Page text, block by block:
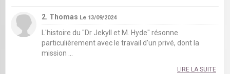
2. Thomas Le 13/09/2024
L'histoire du "Dr Jekyll et M. Hyde" résonne
particulièrement avec le travail d'un privé, dont la
mission ...
LIRE LA SUITE